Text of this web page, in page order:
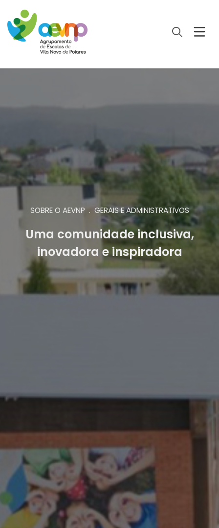
SOBRE O AEVNP . GERAIS E ADMINISTRATIVOS
Uma comunidade inclusiva,
inovadora e inspiradora